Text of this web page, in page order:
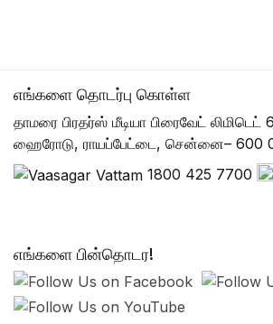
எங்களை தொடர்பு கொள்ள
தாமரை பிரதர்ஸ் மீடியா பிரைவேட் லிமிடெட்
ஹைரோடு, ராயப்பேட்டை, சென்னை– 600
1800 425 7700
எங்களை பின்தொடர!